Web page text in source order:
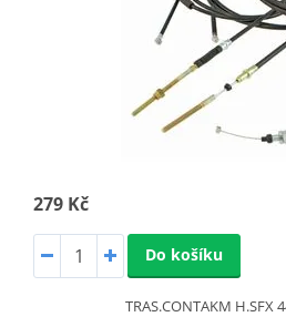
279 Kč
Do košíku
TRAS.CONTAKM H.SFX